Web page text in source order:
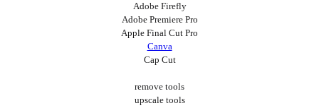
Adobe Firefly
Adobe Premiere Pro
Apple Final Cut Pro
Canva
Cap Cut
remove tools
upscale tools